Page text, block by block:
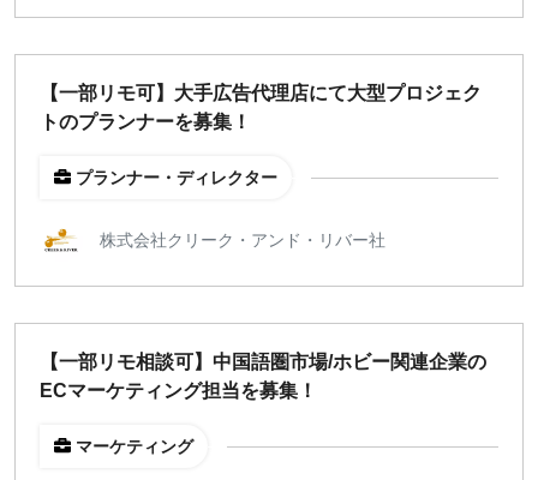
【一部リモ可】大手広告代理店にて大型プロジェク
トのプランナーを募集！
プランナー・ディレクター
株式会社クリーク・アンド・リバー社
【一部リモ相談可】中国語圏市場/ホビー関連企業の
ECマーケティング担当を募集！
マーケティング